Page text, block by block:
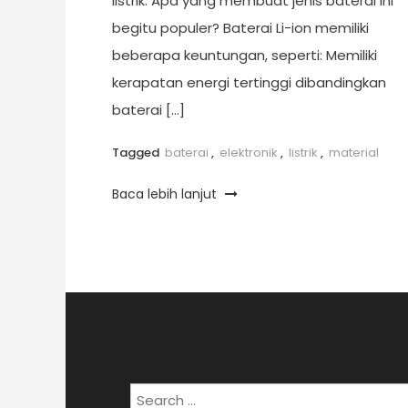
begitu populer? Baterai Li-ion memiliki
beberapa keuntungan, seperti: Memiliki
kerapatan energi tertinggi dibandingkan
baterai […]
Tagged baterai , elektronik , listrik , material
Baca lebih lanjut